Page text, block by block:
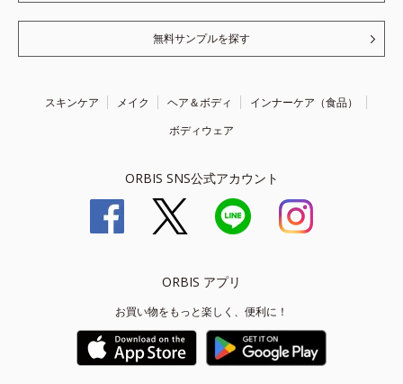
無料サンプルを探す
スキンケア メイク ヘア＆ボディ
インナーケア（食品）
ボディウェア
ORBIS SNS公式アカウント
ORBIS アプリ
お買い物をもっと楽しく、便利に！